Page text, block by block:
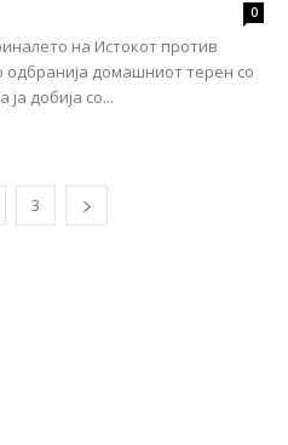
0
на Истокот против
домашниот терен со
добија со...
3